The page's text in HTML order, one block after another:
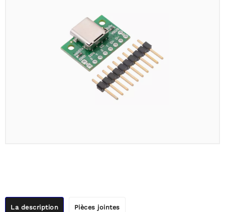
La description Pièces jointes